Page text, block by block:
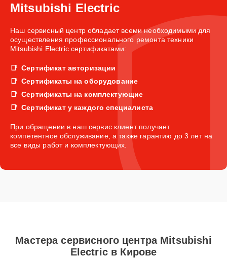
Mitsubishi Electric
Наш сервисный центр обладает всеми необходимыми для
осуществления профессионального ремонта техники
Mitsubishi Electric сертификатами:
Сертификат авторизации
Сертификаты на оборудование
Сертификаты на комплектующие
Сертификат у каждого специалиста
При обращении в наш сервис клиент получает
компетентное обслуживание, а также гарантию до 3 лет на
все виды работ и комплектующих.
Мастера сервисного центра Mitsubishi
Electric в Кирове